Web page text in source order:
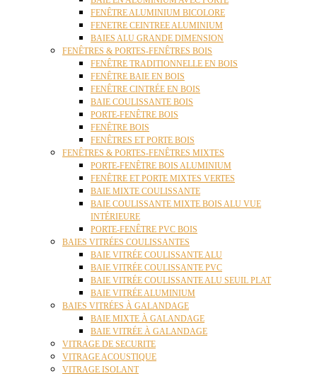
FENÊTRE ALUMINIUM BICOLORE
FENETRE CEINTREE ALUMINIUM
BAIES ALU GRANDE DIMENSION
FENÊTRES & PORTES-FENÊTRES BOIS
FENÊTRE TRADITIONNELLE EN BOIS
FENÊTRE BAIE EN BOIS
FENÊTRE CINTRÉE EN BOIS
BAIE COULISSANTE BOIS
PORTE-FENÊTRE BOIS
FENÊTRE BOIS
FENÊTRES ET PORTE BOIS
FENÊTRES & PORTES-FENÊTRES MIXTES
PORTE-FENÊTRE BOIS ALUMINIUM
FENÊTRE ET PORTE MIXTES VERTES
BAIE MIXTE COULISSANTE
BAIE COULISSANTE MIXTE BOIS ALU VUE
INTÉRIEURE
PORTE-FENÊTRE PVC BOIS
BAIES VITRÉES COULISSANTES
BAIE VITRÉE COULISSANTE ALU
BAIE VITRÉE COULISSANTE PVC
BAIE VITRÉE COULISSANTE ALU SEUIL PLAT
BAIE VITRÉE ALUMINIUM
BAIES VITRÉES À GALANDAGE
BAIE MIXTE À GALANDAGE
BAIE VITRÉE À GALANDAGE
VITRAGE DE SECURITE
VITRAGE ACOUSTIQUE
VITRAGE ISOLANT